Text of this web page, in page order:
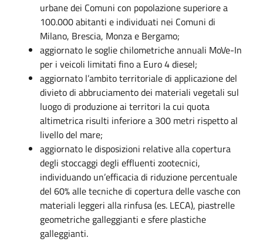
urbane dei Comuni con popolazione superiore a
100.000 abitanti e individuati nei Comuni di
Milano, Brescia, Monza e Bergamo;
aggiornato le soglie chilometriche annuali MoVe-In
per i veicoli limitati fino a Euro 4 diesel;
aggiornato l’ambito territoriale di applicazione del
divieto di abbruciamento dei materiali vegetali sul
luogo di produzione ai territori la cui quota
altimetrica risulti inferiore a 300 metri rispetto al
livello del mare;
aggiornato le disposizioni relative alla copertura
degli stoccaggi degli effluenti zootecnici,
individuando un’efficacia di riduzione percentuale
del 60% alle tecniche di copertura delle vasche con
materiali leggeri alla rinfusa (es. LECA), piastrelle
geometriche galleggianti e sfere plastiche
galleggianti.